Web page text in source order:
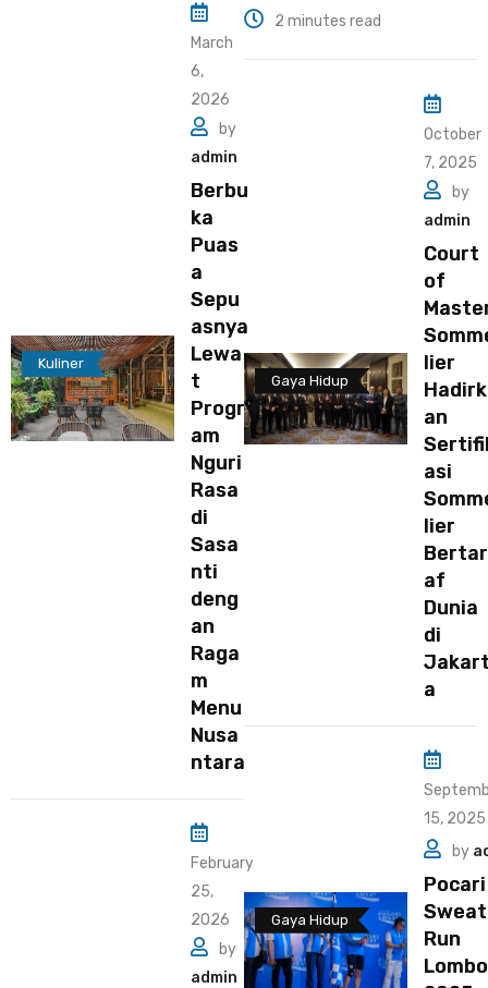
Kuliner
March
6,
2026
by
admin
Berbu
ka
Puas
a
Sepu
asnya
Lewa
t
Progr
am
Nguri
Rasa
di
Sasa
nti
deng
an
Raga
m
Menu
Nusa
ntara
February
25,
2026
by
admin
2 minutes read
Gaya Hidup
October
7, 2025
by
admin
Court
of
lier
Hadirk
an
asi
lier
Bertar
af
Dunia
di
a
Gaya Hidup
15, 2025
by
Pocari
Sweat
Run